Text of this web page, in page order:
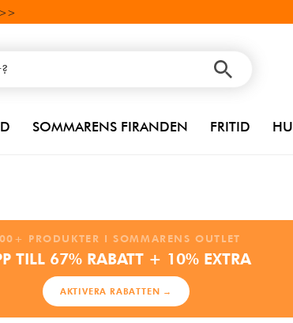
>>
SOMMARENS FIRANDEN FRITID
PRODUKTER I SOMMARENS OUTLET
TILL 67% RABATT + 10% EXTRA
AKTIVERA RABATTEN →